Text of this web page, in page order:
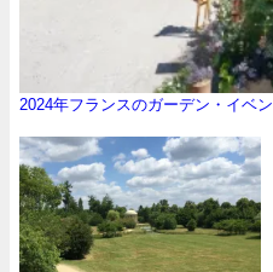
2024年フランスのガーデン・イベ